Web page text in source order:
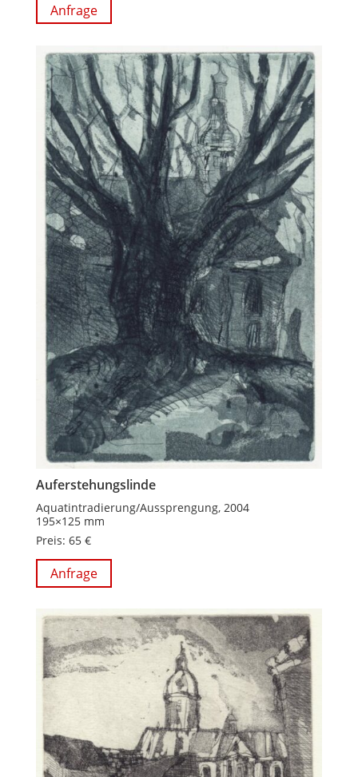
Anfrage
Auferstehungslinde
Aquatintradierung/Aussprengung, 2004
195×125 mm
Preis: 65 €
Anfrage